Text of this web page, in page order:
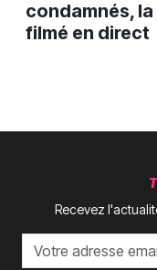
condamnés,
filmé en direct
Recevez